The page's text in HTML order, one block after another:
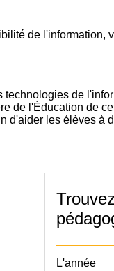
de l'information,
de
de l'Éducation de
d'aider les élèves à
L'année